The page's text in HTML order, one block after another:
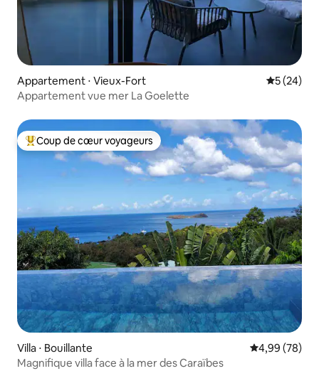
Appartement ⋅ Vieux-Fort
5 (24)
Appartement vue mer La Goelette
Coups de cœur voyageurs les plus appréciés
Coup de cœur voyageurs
Villa ⋅ Bouillante Évaluation
4,99 (78)
Magnifique villa face à la mer des Caraïbes